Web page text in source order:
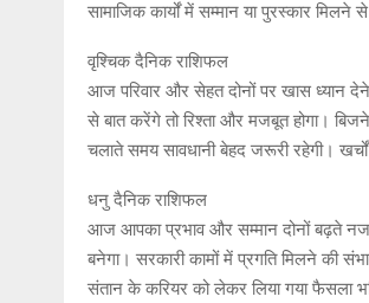
सामाजिक कार्यों में सम्मान या पुरस्कार
वृश्चिक दैनिक राशिफल
आज परिवार और सेहत दोनों पर खास ध्यान
से बात करेंगे तो रिश्ता और मजबूत होगा।
चलाते समय सावधानी बेहद जरूरी रहेगी।
धनु दैनिक राशिफल
आज आपका प्रभाव और सम्मान दोनों बढ़ते
बनेगा। सरकारी कामों में प्रगति मिलने की
संतान के करियर को लेकर लिया गया फैसला